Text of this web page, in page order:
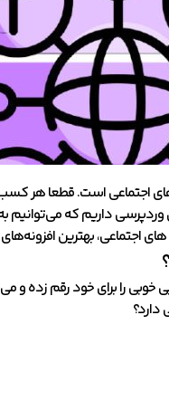
اجتماعی است. قطعا هر
داریم که می‌توانیم
بهترین افزونه‌های
خوبی را برای خود رقم زده و